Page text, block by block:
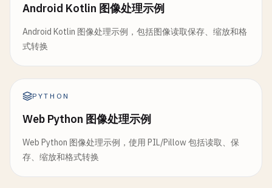
Android Kotlin 图像处理示例
Android Kotlin 图像处理示例，包括图像读取保存、缩放和格
式转换
PYTHON
Web Python 图像处理示例
Web Python 图像处理示例，使用 PIL/Pillow 包括读取、保
存、缩放和格式转换